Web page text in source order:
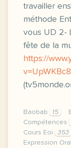
travailler
méthode
vous UD 2-
fête de la
https://
Baobab 15
Compétences
Cours Eoi
353
Expression